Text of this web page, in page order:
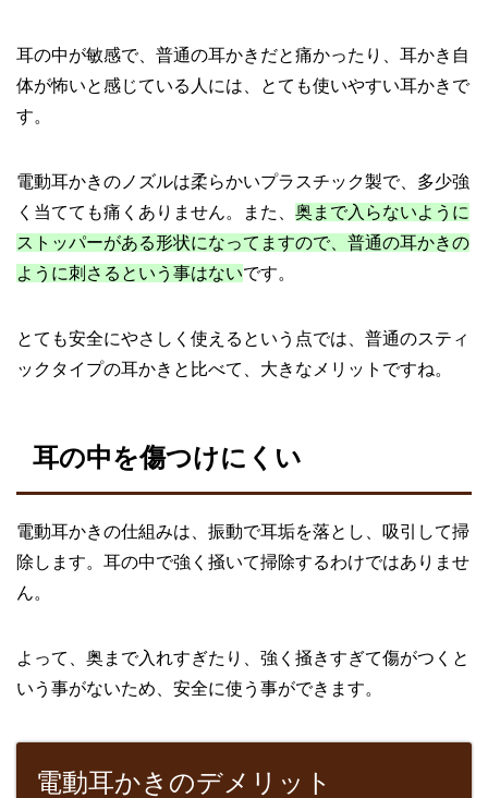
耳の中が敏感で、普通の耳かきだと痛かったり、耳かき自
体が怖いと感じている人には、とても使いやすい耳かきで
す。
電動耳かきのノズルは柔らかいプラスチック製で、多少強
く当てても痛くありません。また、 奥まで入らないように
ストッパーがある形状になってますので、普通の耳かきの
ように刺さるという事はないです。
とても安全にやさしく使えるという点では、普通のスティ
ックタイプの耳かきと比べて、大きなメリットですね。
耳の中を傷つけにくい
電動耳かきの仕組みは、振動で耳垢を落とし、吸引して掃
除します。耳の中で強く掻いて掃除するわけではありませ
ん。
よって、奥まで入れすぎたり、強く掻きすぎて傷がつくと
いう事がないため、安全に使う事ができます。
電動耳かきのデメリット